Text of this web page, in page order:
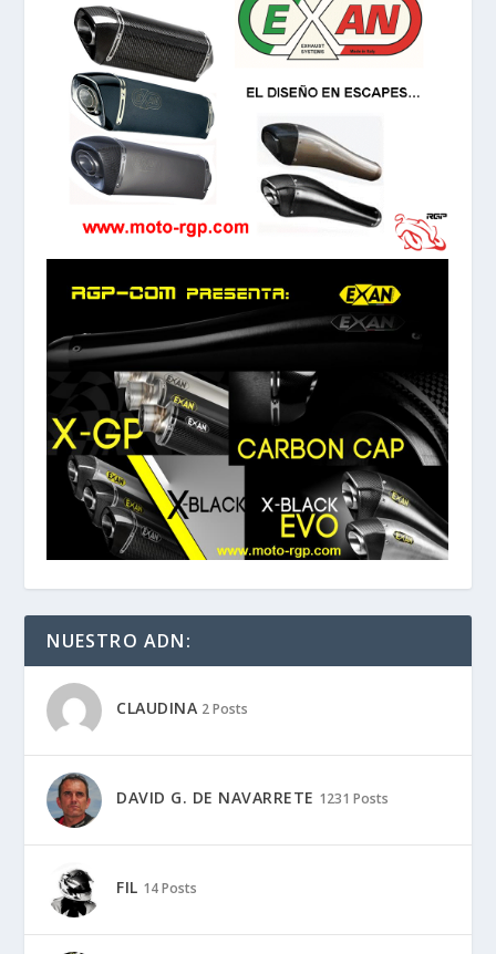
NUESTRO ADN:
CLAUDINA 2 Posts
DAVID G. DE NAVARRETE 1231 Posts
FIL 14 Posts